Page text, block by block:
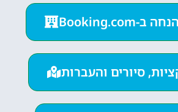
סיורים והעברות